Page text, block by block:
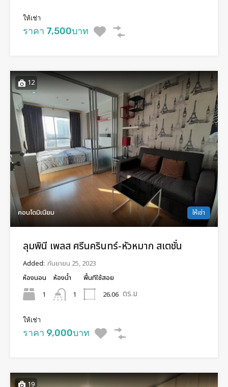
ให้เช่า
ราคา 7,500บาท
12
คอนโดมิเนียม ให้เช่า
ลุมพินี เพลส ศรีนครินทร์-หัวหมาก สเตชั่น
Added: กันยายน 25, 2023
ห้องนอน
1
ห้องน้ำ
1
พื้นทีใช้สอย
26.06 ตร.ม
ให้เช่า
ราคา 9,000บาท
19